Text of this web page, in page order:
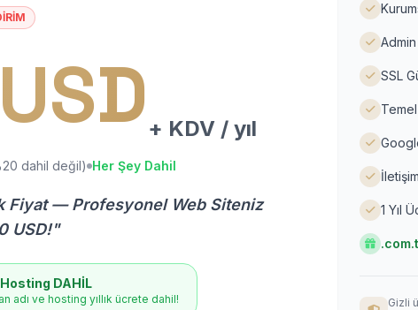
+ KDV / yıl
dahil değil) Her Şey Dahil
Fiyat — Profesyonel Web Siteniz
USD!"
DAHİL
adı ve hosting yıllık ücrete dahil!
SSL
1 Yıl
Gizli